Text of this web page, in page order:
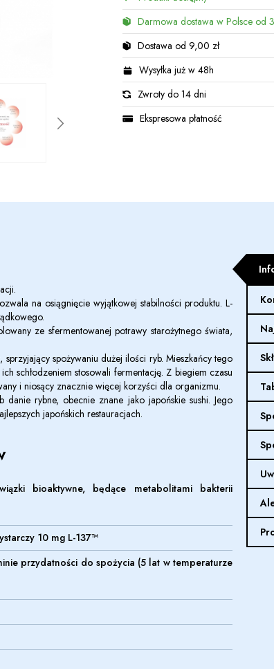
Darmowa dostawa w Polsce od
Dostawa od 9,00 zł
Wysyłka już w 48h
Zwroty do 14 dni
Ekspresowa płatność
na osiągnięcie wyjątkowej stabilności produktu. L-
ze sfermentowanej potrawy starożytnego świata,
spożywaniu dużej ilości ryb. Mieszkańcy tego
schłodzeniem stosowali fermentację. Z biegiem czasu
i niosący znacznie więcej korzyści dla organizmu.
rybne, obecnie znane jako japońskie sushi. Jego
japońskich restauracjach.
bioaktywne, będące metabolitami bakterii
10 mg L-137™
przydatności do spożycia (5 lat w temperaturze